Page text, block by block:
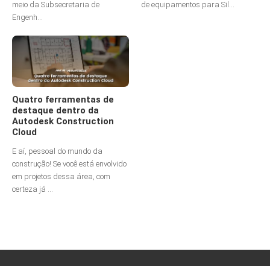
meio da Subsecretaria de
Engenh...
de equipamentos para Sil...
Quatro ferramentas de
destaque dentro da
Autodesk Construction
Cloud
E aí, pessoal do mundo da
construção! Se você está envolvido
em projetos dessa área, com
certeza já ...